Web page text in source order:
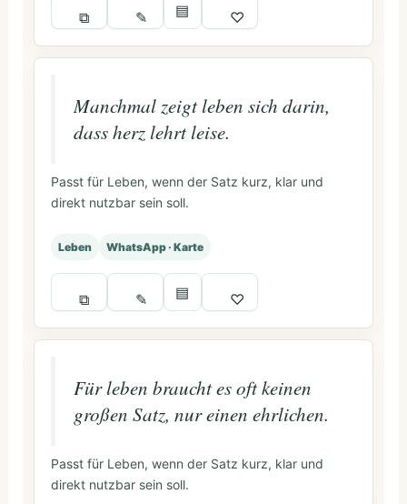
⧉ ✎ ▤ ♡
Manchmal zeigt leben sich darin,
dass herz lehrt leise.
Passt für Leben, wenn der Satz kurz, klar und
direkt nutzbar sein soll.
Leben WhatsApp · Karte
⧉ ✎ ▤ ♡
Für leben braucht es oft keinen
großen Satz, nur einen ehrlichen.
Passt für Leben, wenn der Satz kurz, klar und
direkt nutzbar sein soll.